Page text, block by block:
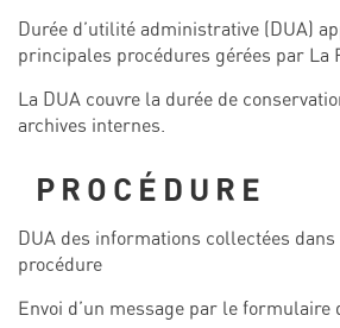
Durée d’utilité administrative (DUA)
principales procédures gérées par La
La DUA couvre la durée de
archives internes.
PROCÉDURE
DUA des informations collectées dans
procédure
Envoi d’un message par le formulaire